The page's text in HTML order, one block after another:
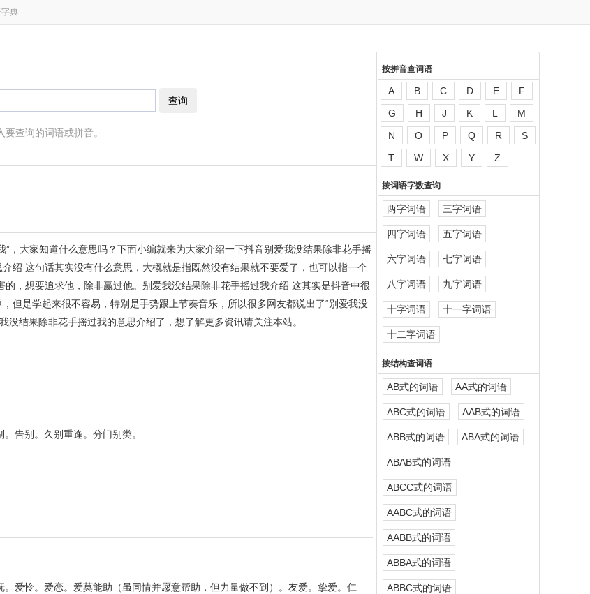
典
查询
要查询的词语或拼音。
，大家知道什么意思吗？下面小编就来为大家介绍一下抖音别爱我没结果除非花手摇
绍 这句话其实没有什么意思，大概就是指既然没有结果就不要爱了，也可以指一个
，想要追求他，除非赢过他。别爱我没结果除非花手摇过我介绍 这其实是抖音中很
但是学起来很不容易，特别是手势跟上节奏音乐，所以很多网友都说出了“别爱我没
结果除非花手摇过我的意思介绍了，想了解更多资讯请关注本站。
告别。久别重逢。分门别类。
爱怜。爱恋。爱莫能助（虽同情并愿意帮助，但力量做不到）。友爱。挚爱。仁
按拼音查词语
A B C D E
F
G
H J K L
M
N
O P Q R
S
T
W X Y Z
按词语字数查询
两字词语 三字词语
四字词语 五字词语
六字词语 七字词语
八字词语 九字词语
十字词语 十一字词语
十二字词语
按结构查词语
AB式的词语 AA式的词语
ABC式的词语 AAB式的词语
ABB式的词语 ABA式的词语
ABAB式的词语
ABCC式的词语
AABC式的词语
AABB式的词语
ABBA式的词语
ABBC式的词语